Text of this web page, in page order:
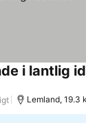
i lantlig
Lemland, 19.3